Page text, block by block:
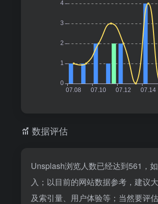
数据评估
Unsplash浏览人数已经达到561，
入；以目前的网站数据参考，建议
及索引量、用户体验等；当然要评